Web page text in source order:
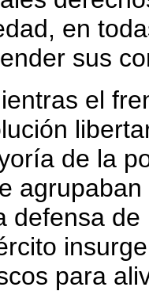
en
sus
el
de la
defensa
para